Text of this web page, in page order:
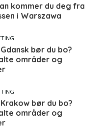
kommer du deg fra
i Warszawa
bør du bo?
områder og
bør du bo?
områder og